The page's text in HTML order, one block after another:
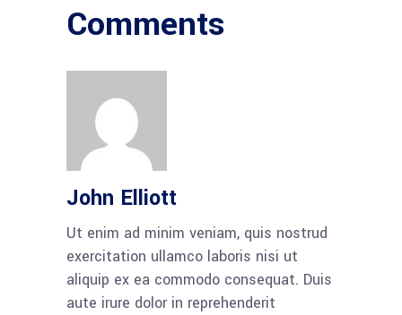
Comments
John Elliott
Ut enim ad minim veniam, quis nostrud
exercitation ullamco laboris nisi ut
aliquip ex ea commodo consequat. Duis
aute irure dolor in reprehenderit